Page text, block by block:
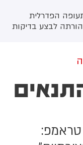
הפדרלית
לבצע בדיקות
בשלדת המטוס
טראמפ: